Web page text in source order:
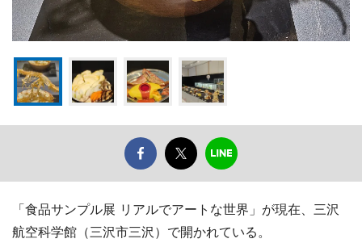
「食品サンプル展 リアルでアートな世界」が現在、三沢
航空科学館（三沢市三沢）で開かれている。